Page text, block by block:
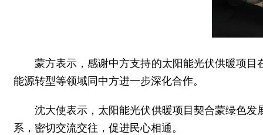
蒙方表示，感谢中方支持的太阳能光伏供暖项
能源转型等领域同中方进一步深化合作。
沈大使表示，太阳能光伏供暖项目契合蒙绿色
系，密切交流交往，促进民心相通。